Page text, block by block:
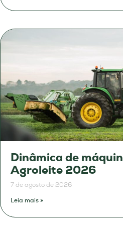
Dinâmica de
Agroleite 2026
7 de agosto de 2026
Leia mais »